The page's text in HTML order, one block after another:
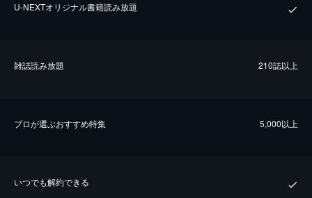
U-NEXTオリジナル書籍読み放題
雑誌読み放題 210誌以上
プロが選ぶおすすめ特集 5,000以上
いつでも解約できる